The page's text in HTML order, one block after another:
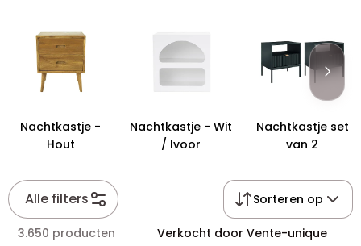
creëren die even praktisch als harmonieus is.
Nachtkastje -
Hout
Nachtkastje - Wit
/ Ivoor
Nachtkastje set
van 2
Alle filters Sorteren op
3.650 producten Verkocht door Vente-unique